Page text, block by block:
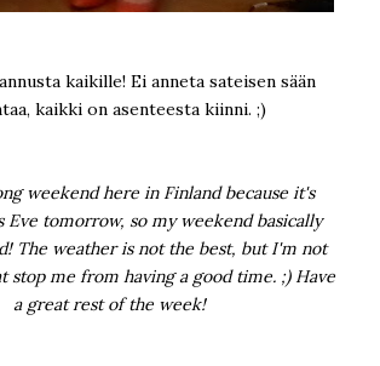
kaikille! Ei anneta sateisen sään
kaikki on asenteesta kiinni. ;)
weekend here in Finland because it's
Eve tomorrow, so my weekend basically
The weather is not the best, but I'm not
stop me from having a good time. ;) Have
a great rest of the week!